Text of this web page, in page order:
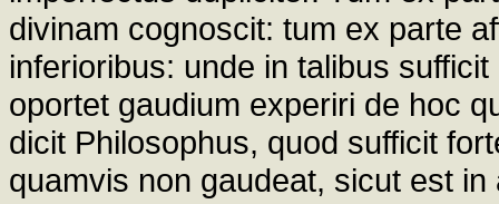
divinam cognoscit: tum ex parte
inferioribus: unde in talibus
oportet gaudium experiri de hoc
dicit Philosophus, quod sufficit
quamvis non gaudeat, sicut est